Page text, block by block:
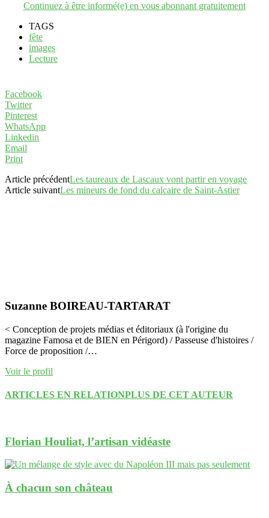
Continuez à être informé(e) en vous abonnant gratuitement
TAGS
fête
images
Lecture
Facebook
Twitter
Pinterest
WhatsApp
Linkedin
Email
Print
Article précédentLes taureaux de Lascaux vont partir en voyage
Article suivantLes mineurs de fond du calcaire de Saint-Astier
Suzanne BOIREAU-TARTARAT
< Conception de projets médias et éditoriaux (à l'origine du
magazine Famosa et de BIEN en Périgord) / Passeuse d'histoires /
Force de proposition /…
Voir le profil
ARTICLES EN RELATIONPLUS DE CET AUTEUR
Florian Houliat, l’artisan vidéaste
À chacun son château